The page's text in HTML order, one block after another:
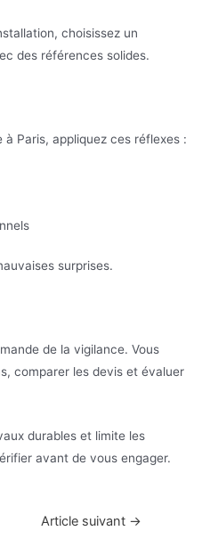
choisissez un
des références solides.
Paris, appliquez ces réflexes :
surprises.
de la vigilance. Vous
comparer les devis et évaluer
durables et limite les
avant de vous engager.
Article suivant →